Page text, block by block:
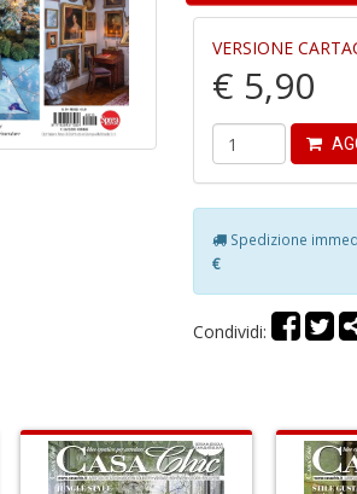
VERSIONE
€ 5,90
Spedizione
€
Condividi: